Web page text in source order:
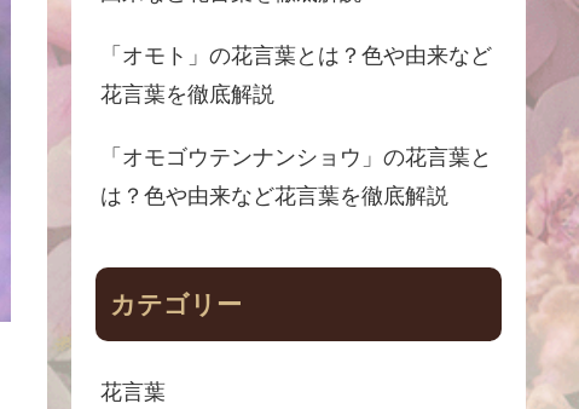
「オモト」の花言葉とは？色や由来など
花言葉を徹底解説
「オモゴウテンナンショウ」の花言葉と
は？色や由来など花言葉を徹底解説
カテゴリー
花言葉